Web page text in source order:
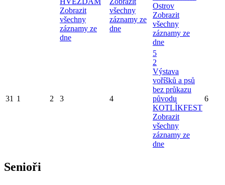
Zobrazit
všechny
záznamy ze
dne
všechny
záznamy ze
dne
Ostrov
Zobrazit
všechny
záznamy ze
dne
31 1 2 3 4
5
2
Výstava
voříšků a psů
bez průkazu
původu
KOTLÍKFEST
Zobrazit
všechny
záznamy ze
dne
6
Senioři